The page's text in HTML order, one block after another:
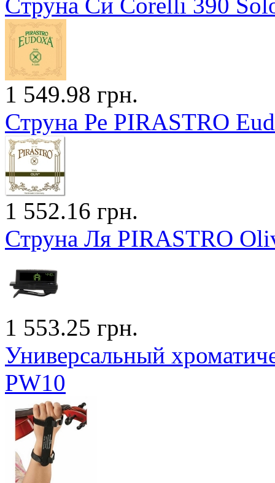
Cтруна Си Corelli 390
1 549.98 грн.
Струна Ре PIRASTRO
1 552.16 грн.
Струна Ля PIRASTRO
1 553.25 грн.
Универсальный
PW10